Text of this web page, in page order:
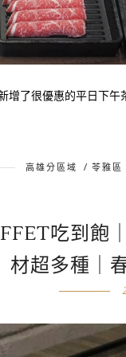
增了很優惠的平日下
高雄分區域 /苓雅區
吃到飽
材超多種｜